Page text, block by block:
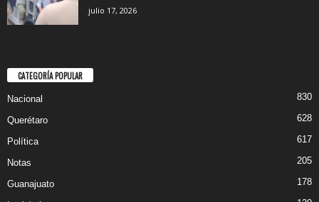
julio 17, 2026
CATEGORÍA POPULAR
Nacional 830
Querétaro 628
Política 617
Notas 205
Guanajuato 178